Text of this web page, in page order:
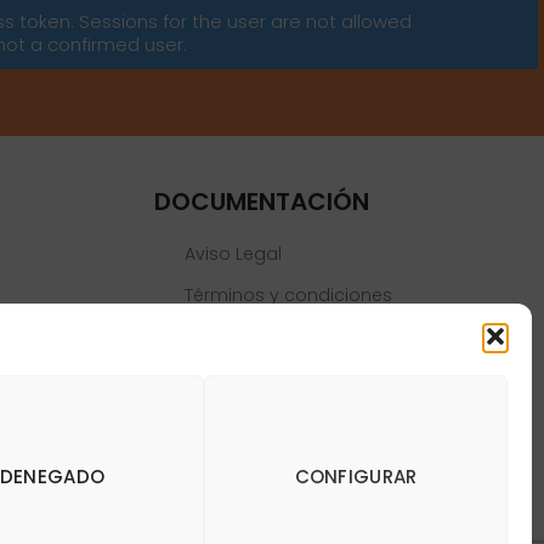
DENEGADO CONFIGURAR
token: Sessions for the user are not allowed
a confirmed user.
DOCUMENTACIÓN
Aviso Legal
Términos y condiciones